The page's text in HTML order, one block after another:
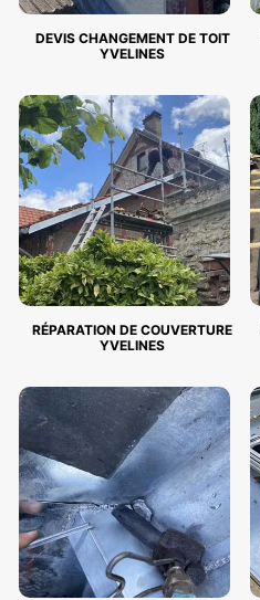
DEVIS CHANGEMENT DE TOIT
YVELINES
RÉPARATION DE COUVERTURE
YVELINES